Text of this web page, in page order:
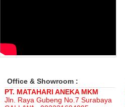
Office & Showroom :
PT. MATAHARI ANEKA MKM
Jln. Raya Gubeng No.7 Surabaya